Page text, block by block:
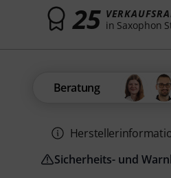
25 in Saxophon
Beratung
Sicherheits- und